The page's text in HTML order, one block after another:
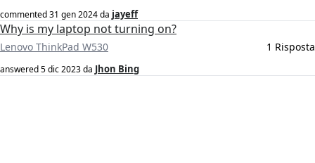
commented31 gen 2024da jayeff
Why is my laptop not turning on?
Lenovo ThinkPad W530 1 Risposta
answered5 dic 2023da Jhon Bing